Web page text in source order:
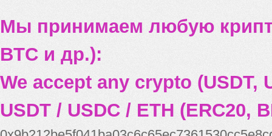
Мы принимаем любую
BTC и др.):
We accept any crypto (USDT,
USDT / USDC / ETH (ERC20,